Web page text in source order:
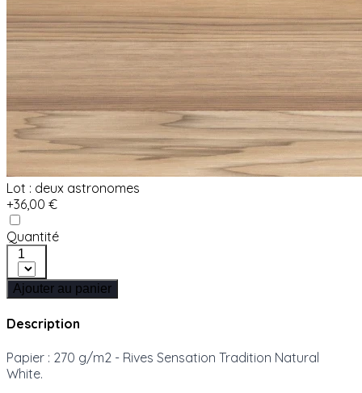
Lot : deux astronomes
+36,00 €
Quantité
1
Ajouter au panier
Description
Papier : 270 g/m2 - Rives Sensation Tradition Natural
White.